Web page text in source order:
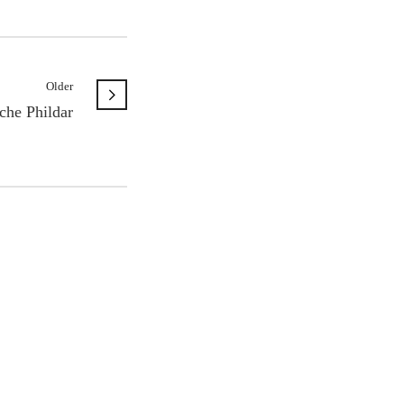
Older
Phildar